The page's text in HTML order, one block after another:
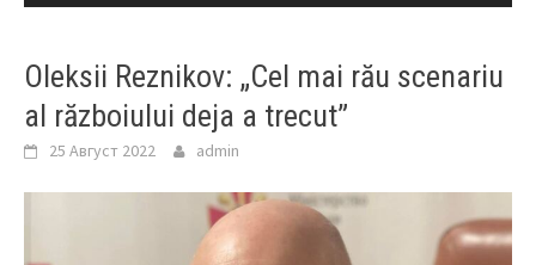
Oleksii Reznikov: „Cel mai rău scenariu
al războiului deja a trecut”
25 Август 2022 admin